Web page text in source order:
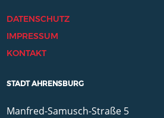
DATENSCHUTZ
IMPRESSUM
KONTAKT
STADT AHRENSBURG
Manfred-Samusch-Straße 5